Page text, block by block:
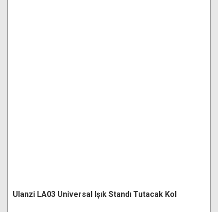
Ulanzi LA03 Universal Işık Standı Tutacak Kol